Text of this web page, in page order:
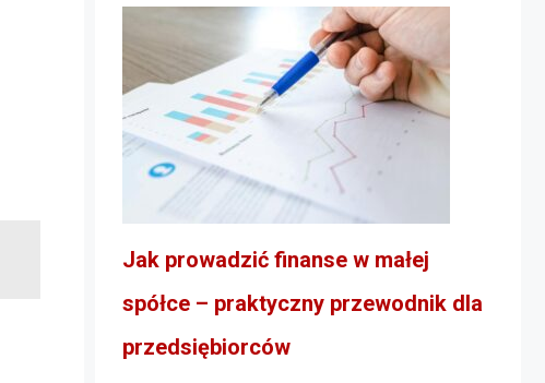
Jak prowadzić finanse w małej
spółce – praktyczny przewodnik dla
przedsiębiorców